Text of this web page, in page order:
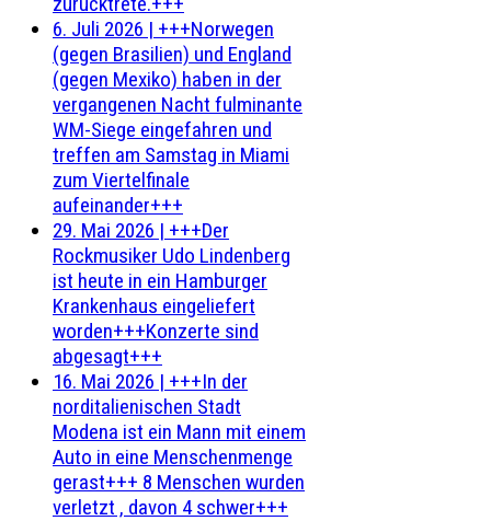
6. Juli 2026 | +++Norwegen
(gegen Brasilien) und England
(gegen Mexiko) haben in der
vergangenen Nacht fulminante
WM-Siege eingefahren und
treffen am Samstag in Miami
zum Viertelfinale
aufeinander+++
29. Mai 2026 | +++Der
Rockmusiker Udo Lindenberg
ist heute in ein Hamburger
Krankenhaus eingeliefert
worden+++Konzerte sind
abgesagt+++
16. Mai 2026 | +++In der
norditalienischen Stadt
Modena ist ein Mann mit einem
Auto in eine Menschenmenge
gerast+++ 8 Menschen wurden
verletzt , davon 4 schwer+++